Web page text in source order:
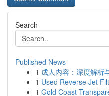
Search
Published News
1 成人内容：深度解析
1 Used Reverse Jet
1 Gold Coast